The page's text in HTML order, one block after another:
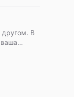
другом. В